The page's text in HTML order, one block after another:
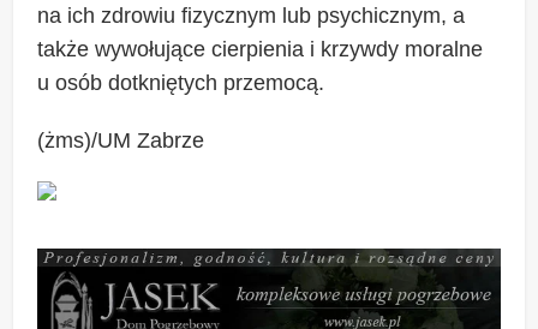
na ich zdrowiu fizycznym lub psychicznym, a
także wywołujące cierpienia i krzywdy moralne
u osób dotkniętych przemocą.
(żms)/UM Zabrze